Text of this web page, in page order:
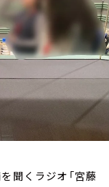
聞くラジオ「宮藤